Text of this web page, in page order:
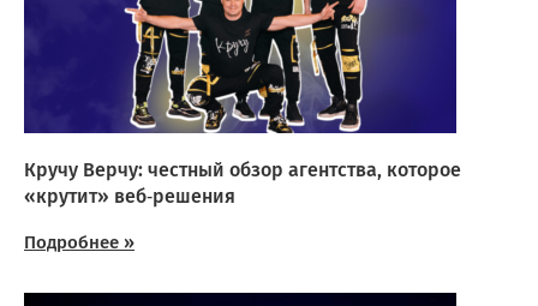
Кручу Верчу: честный обзор агентства, которое
«крутит» веб‑решения
Подробнее »